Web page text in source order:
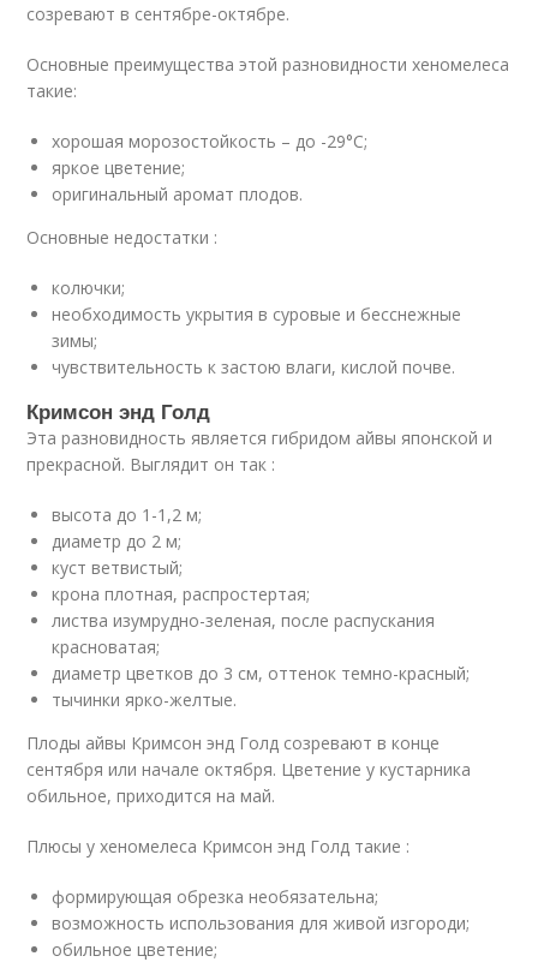
созревают в сентябре-октябре.
Основные преимущества этой разновидности хеномелеса
такие:
хорошая морозостойкость – до -29°C;
яркое цветение;
оригинальный аромат плодов.
Основные недостатки :
колючки;
необходимость укрытия в суровые и бесснежные
зимы;
чувствительность к застою влаги, кислой почве.
Кримсон энд Голд
Эта разновидность является гибридом айвы японской и
прекрасной. Выглядит он так :
высота до 1-1,2 м;
диаметр до 2 м;
куст ветвистый;
крона плотная, распростертая;
листва изумрудно-зеленая, после распускания
красноватая;
диаметр цветков до 3 см, оттенок темно-красный;
тычинки ярко-желтые.
Плоды айвы Кримсон энд Голд созревают в конце
сентября или начале октября. Цветение у кустарника
обильное, приходится на май.
Плюсы у хеномелеса Кримсон энд Голд такие :
формирующая обрезка необязательна;
возможность использования для живой изгороди;
обильное цветение;